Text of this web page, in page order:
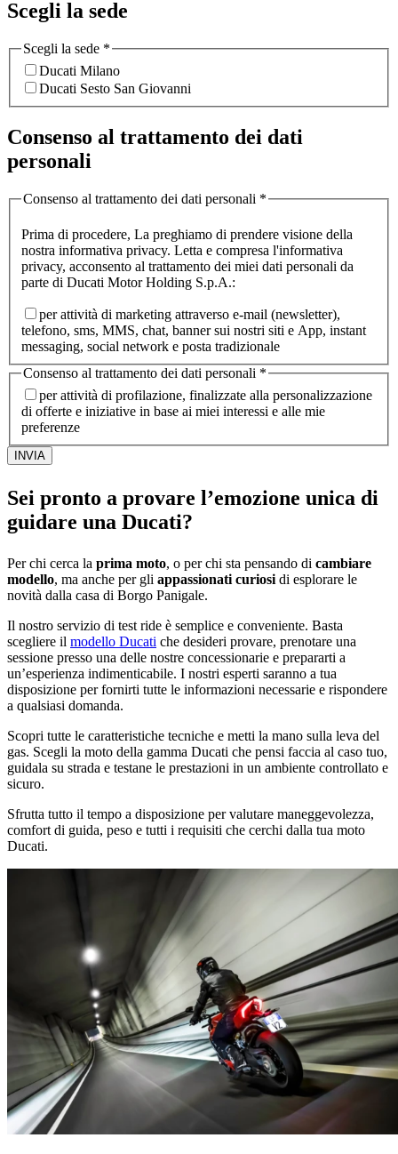
Scegli la sede
Scegli la sede *
Ducati Milano
Ducati Sesto San Giovanni
Consenso al trattamento dei dati
personali
Consenso al trattamento dei dati personali *
Prima di procedere, La preghiamo di prendere visione della
nostra informativa privacy. Letta e compresa l'informativa
privacy, acconsento al trattamento dei miei dati personali da
parte di Ducati Motor Holding S.p.A.:
per attività di marketing attraverso e-mail (newsletter),
telefono, sms, MMS, chat, banner sui nostri siti e App, instant
messaging, social network e posta tradizionale
Consenso al trattamento dei dati personali *
per attività di profilazione, finalizzate alla personalizzazione
di offerte e iniziative in base ai miei interessi e alle mie
preferenze
INVIA
Sei pronto a provare l’emozione unica di
guidare una Ducati?
Per chi cerca la prima moto, o per chi sta pensando di cambiare
modello, ma anche per gli appassionati curiosi di esplorare le
novità dalla casa di Borgo Panigale.
Il nostro servizio di test ride è semplice e conveniente. Basta
scegliere il modello Ducati che desideri provare, prenotare una
sessione presso una delle nostre concessionarie e prepararti a
un’esperienza indimenticabile. I nostri esperti saranno a tua
disposizione per fornirti tutte le informazioni necessarie e rispondere
a qualsiasi domanda.
Scopri tutte le caratteristiche tecniche e metti la mano sulla leva del
gas. Scegli la moto della gamma Ducati che pensi faccia al caso tuo,
guidala su strada e testane le prestazioni in un ambiente controllato e
sicuro.
Sfrutta tutto il tempo a disposizione per valutare maneggevolezza,
comfort di guida, peso e tutti i requisiti che cerchi dalla tua moto
Ducati.